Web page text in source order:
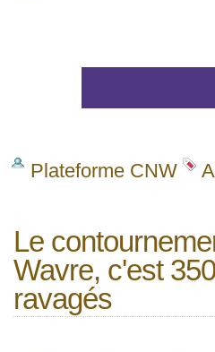
Plateforme CNW
Le
Wavre, c'est
ravagés